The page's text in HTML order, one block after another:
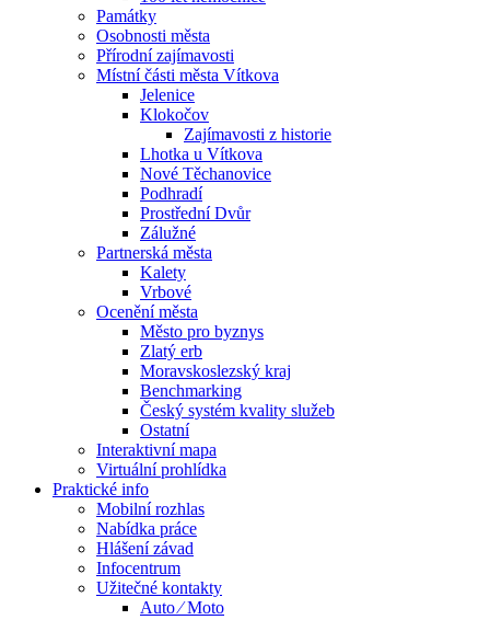
Památky
Osobnosti města
Přírodní zajímavosti
Místní části města Vítkova
Jelenice
Klokočov
Zajímavosti z historie
Lhotka u Vítkova
Nové Těchanovice
Podhradí
Prostřední Dvůr
Zálužné
Partnerská města
Kalety
Vrbové
Ocenění města
Město pro byznys
Zlatý erb
Moravskoslezský kraj
Benchmarking
Český systém kvality služeb
Ostatní
Interaktivní mapa
Virtuální prohlídka
Praktické info
Mobilní rozhlas
Nabídka práce
Hlášení závad
Infocentrum
Užitečné kontakty
Auto ⁄ Moto